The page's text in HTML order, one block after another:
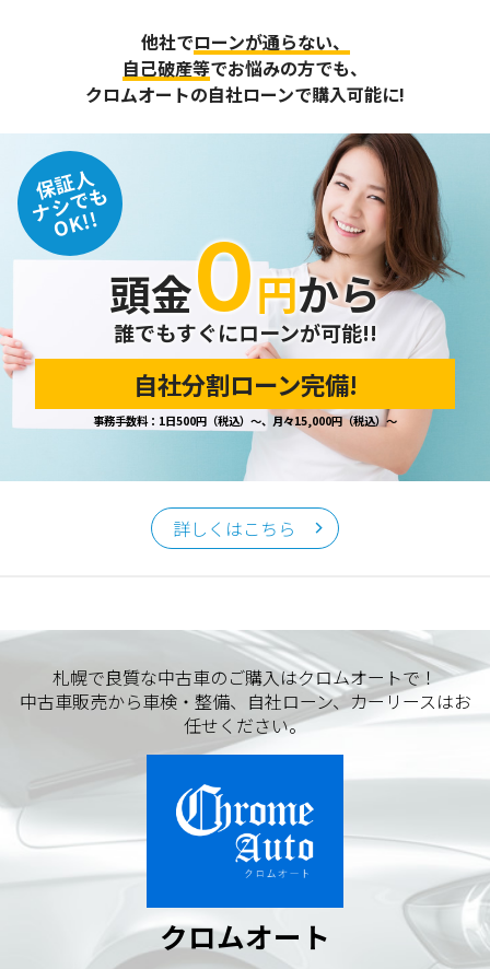
他社でローンが通らない、
自己破産等でお悩みの方でも、
クロムオートの自社ローンで購入可能に!
保証人
ナシでも
OK!!
頭金０円から
誰でもすぐにローンが可能!!
自社分割ローン完備!
事務手数料：1日500円（税込）～、月々15,000円（税込）～
詳しくはこちら
札幌で良質な中古車のご購入はクロムオートで！
中古車販売から車検・整備、自社ローン、カーリースはお
任せください。
クロムオート